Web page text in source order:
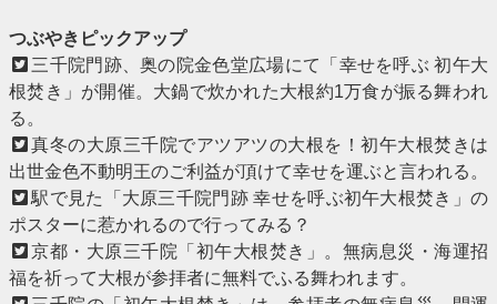
つぶやきピックアップ
三千院門跡、奥の院金色堂広場にて「幸せを呼ぶ 初午大
根焚き」が開催。大鍋で炊かれた大根約1万食が振る舞われ
る。
真冬の大原三千院でアツアツの大根を！初午大根焚きは
出世金色不動明王のご利益が頂けて幸せを運ぶと言われる。
駅で見た「大原三千院門跡 幸せを呼ぶ初午大根焚き」の
ポスターに惹かれるので行ってみる？
京都・大原三千院「初午大根焚き」。無病息災・海運招
福を祈って大根が参拝者に無料でふる舞われます。